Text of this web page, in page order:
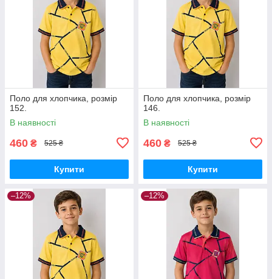
Поло для хлопчика, розмір
152.
В наявності
460 ₴ 525 ₴
Купити
Поло для хлопчика, розмір
146.
В наявності
460 ₴ 525 ₴
Купити
–12% –12%